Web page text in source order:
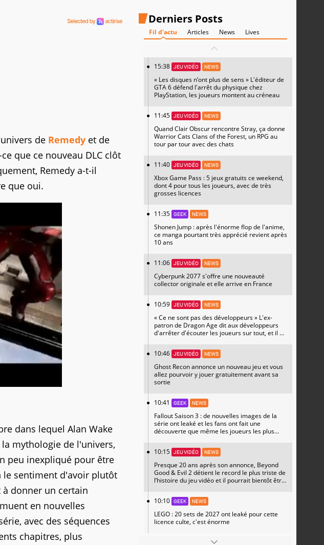
de Remedy et de
que ce nouveau DLC clôt
Remedy a-t-il
que oui.
dans lequel Alan Wake
mythologie de l'univers,
peu inexpliqué pour être
le sentiment d'avoir plutôt
donner un certain
en nouvelles
avec des séquences
chapitres, plus
Derniers Posts
Fil d'actu Articles News Lives
15:38 JEU VIDÉO NEWS
« Les disques n’ont plus de sens » L'éditeur de
GTA 6 défend l'arrêt du physique chez
PlayStation, les joueurs montent au créneau
11:45 JEU VIDÉO NEWS
Quand Clair Obscur rencontre Stray, ça donne
Warrior Cats Clans of the Forest, un RPG au
tour par tour avec des chats
11:40 JEU VIDÉO NEWS
Xbox Game Pass : 5 jeux gratuits ce weekend,
dont 4 pour tous les joueurs, avec de très
grosses licences
11:35 GEEK NEWS
Shonen Jump : après l'énorme flop de l'anime,
ce manga pourtant très apprécié revient après
10 ans
11:06 JEU VIDÉO NEWS
Cyberpunk 2077 s'offre une nouveauté
collector originale et elle arrive en France
10:59 JEU VIDÉO NEWS
« Ce ne sont pas des développeurs » L'ex-
patron de Dragon Age dit aux développeurs
d'arrêter d'écouter les joueurs sur tout, et il a
10:46
JEU VIDÉO NEWS
Ghost Recon annonce un nouveau jeu et vous
allez pourvoir y jouer gratuitement avant sa
sortie
10:41 GEEK NEWS
Fallout Saison 3 : de nouvelles images de la
série ont leaké et les fans ont fait une
découverte que même les joueurs les plus
10:15
JEU VIDÉO NEWS
Presque 20 ans après son annonce, Beyond
Good & Evil 2 détient le record le plus triste de
l’histoire du jeu vidéo et il pourrait bientôt être
10:10
GEEK NEWS
LEGO : 20 sets de 2027 ont leaké pour cette
licence culte, c'est énorme